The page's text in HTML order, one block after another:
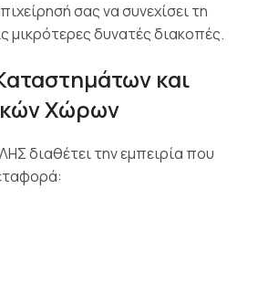
σας να συνεχίσει τη
μικρότερες δυνατές διακοπές.
και
Χώρων
διαθέτει την εμπειρία που